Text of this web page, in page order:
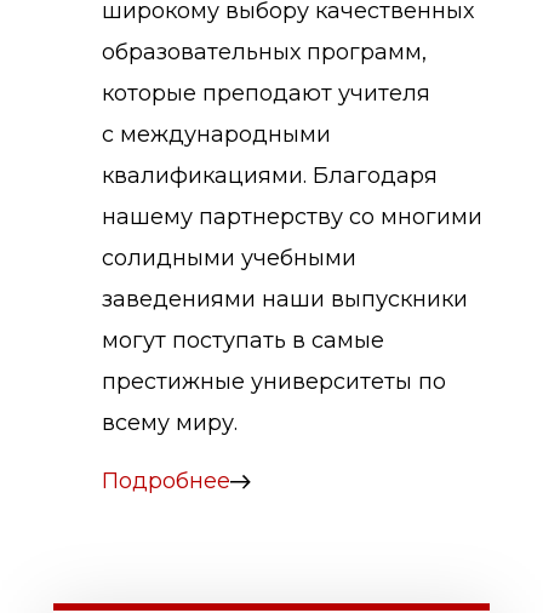
широкому выбору качественных
образовательных программ,
которые преподают учителя
с международными
квалификациями. Благодаря
нашему партнерству со многими
солидными учебными
заведениями наши выпускники
могут поступать в самые
престижные университеты по
всему миру.
Подробнее